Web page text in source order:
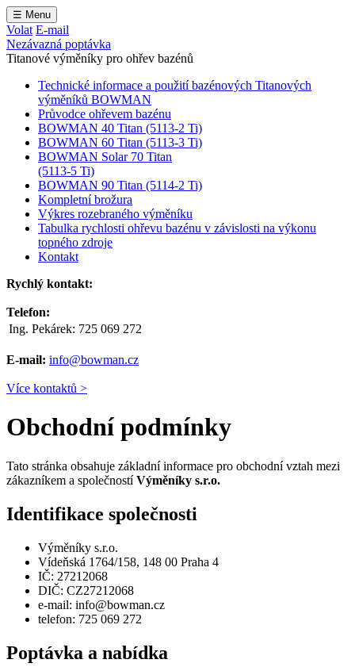
☰ Menu
Volat E-mail
Nezávazná poptávka
Titanové výměníky pro ohřev bazénů
Technické informace a použití bazénových Titanových
výměníků BOWMAN
Průvodce ohřevem bazénu
BOWMAN 40 Titan (5113-2 Ti)
BOWMAN 60 Titan (5113-3 Ti)
BOWMAN Solar 70 Titan
(5113-5 Ti)
BOWMAN 90 Titan (5114-2 Ti)
Kompletní brožura
Výkres rozebraného výměníku
Tabulka rychlosti ohřevu bazénu v závislosti na výkonu
topného zdroje
Kontakt
Rychlý kontakt:
Telefon:
Ing. Pekárek: 725 069 272
E-mail: info@bowman.cz
Více kontaktů >
Obchodní podmínky
Tato stránka obsahuje základní informace pro obchodní vztah mezi
zákazníkem a společnostíVýměníky s.r.o.
Identifikace společnosti
Výměníky s.r.o.
Vídeňská 1764/158, 148 00 Praha 4
IČ: 27212068
DIČ: CZ27212068
e-mail: info@bowman.cz
telefon: 725 069 272
Poptávka a nabídka